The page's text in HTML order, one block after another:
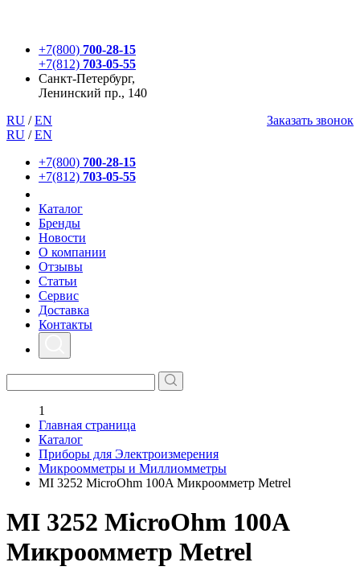
+7(800) 700-28-15
+7(812) 703-05-55
Санкт-Петербург,
Ленинский пр., 140
RU / EN
Заказать звонок
RU / EN
+7(800) 700-28-15
+7(812) 703-05-55
Каталог
Бренды
Новости
О компании
Отзывы
Статьи
Сервис
Доставка
Контакты
1
Главная страница
Каталог
Приборы для Электроизмерения
Микроомметры и Миллиомметры
MI 3252 MicroOhm 100A Микроомметр Metrel
MI 3252 MicroOhm 100A
Микроомметр Metrel